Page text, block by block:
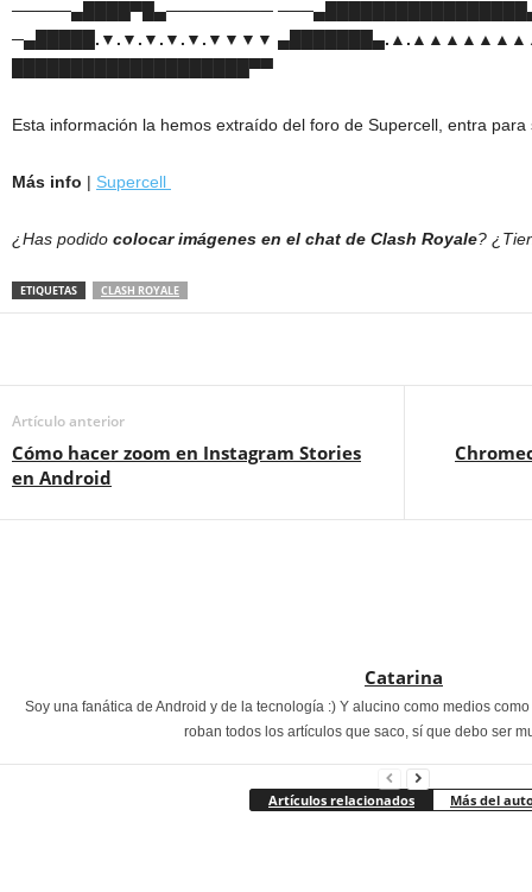
─────▄████▀█▄─────────
─▄█████.▼.▼.▼.▼.▼.▼▼▼▼
████████████████████▀▀
Esta información la hemos extraído del foro de Supercell, entra para
Más info | Supercell
¿Has podido colocar imágenes en el chat de Clash Royale?
ETIQUETAS CLASH ROYALE
Artículo anterior
Cómo hacer zoom en Instagram Stories
en Android
Catarina
Soy una fanática de Android y de la tecnología :) Y alucino como medios
roban todos los artículos que saco, sí que debo ser
Artículos relacionados Más del